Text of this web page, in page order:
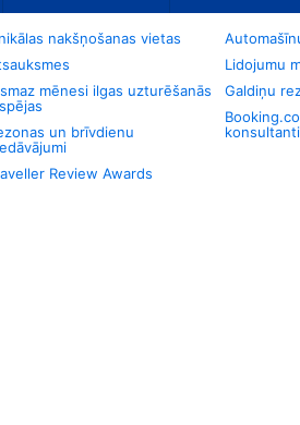
nakšņošanas vietas
mēnesi ilgas uzturēšanās
un brīvdienu
Review Awards
Lidojumu
Galdiņu